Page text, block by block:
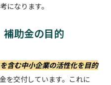
になります。
補助金の目的
含む中小企業の活性化を目的
を交付しています。これに